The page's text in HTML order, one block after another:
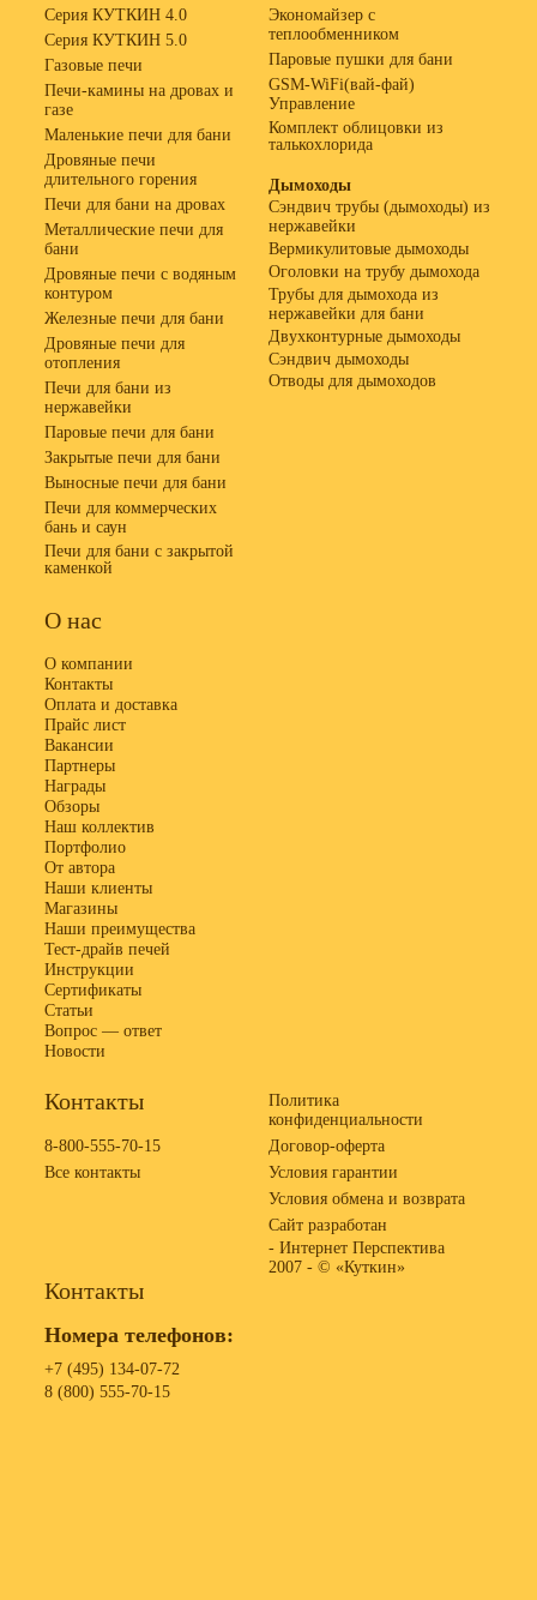
Серия КУТКИН 4.0
Серия КУТКИН 5.0
Газовые печи
Печи-камины на дровах и
газе
Маленькие печи для бани
Дровяные печи
длительного горения
Печи для бани на дровах
Металлические печи для
бани
Дровяные печи с водяным
контуром
Железные печи для бани
Дровяные печи для
отопления
Печи для бани из
нержавейки
Паровые печи для бани
Закрытые печи для бани
Выносные печи для бани
Печи для коммерческих
бань и саун
Печи для бани с закрытой
каменкой
Экономайзер с
теплообменником
Паровые пушки для бани
GSM-WiFi(вай-фай)
Управление
Комплект облицовки из
талькохлорида
Дымоходы
Сэндвич трубы (дымоходы) из
нержавейки
Вермикулитовые дымоходы
Оголовки на трубу дымохода
Трубы для дымохода из
нержавейки для бани
Двухконтурные дымоходы
Сэндвич дымоходы
Отводы для дымоходов
О нас
О компании
Контакты
Оплата и доставка
Прайс лист
Вакансии
Партнеры
Награды
Обзоры
Наш коллектив
Портфолио
От автора
Наши клиенты
Магазины
Наши преимущества
Тест-драйв печей
Инструкции
Сертификаты
Статьи
Вопрос — ответ
Новости
Контакты
8-800-555-70-15
Все контакты
Политика
конфиденциальности
Договор-оферта
Условия гарантии
Условия обмена и возврата
Сайт разработан
- Интернет Перспектива
2007 - © «Куткин»
Контакты
Номера телефонов:
+7 (495) 134-07-72
8 (800) 555-70-15